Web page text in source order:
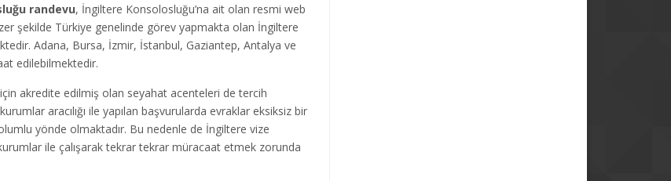
randevu, İngiltere Konsolosluğu’na ait olan resmi web
şekilde Türkiye genelinde görev yapmakta olan İngiltere
Adana, Bursa, İzmir, İstanbul, Gaziantep, Antalya ve
edilebilmektedir.
akredite edilmiş olan seyahat acenteleri de tercih
aracılığı ile yapılan başvurularda evraklar eksiksiz bir
yönde olmaktadır. Bu nedenle de İngiltere vize
ile çalışarak tekrar tekrar müracaat etmek zorunda